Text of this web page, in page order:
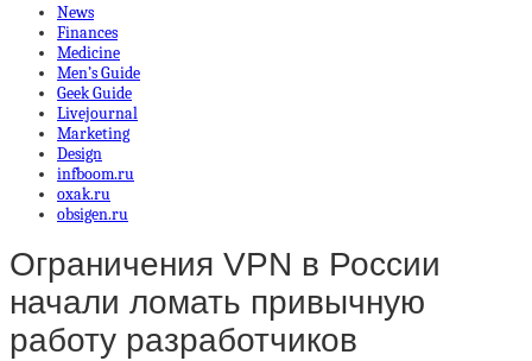
News
Finances
Medicine
Men’s Guide
Geek Guide
Livejournal
Marketing
Design
infboom.ru
oxak.ru
obsigen.ru
Ограничения VPN в России
начали ломать привычную
работу разработчиков